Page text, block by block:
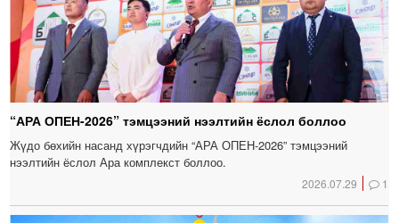
“АРА ОПЕН-2026” тэмцээний нээлтийн ёслол боллоо
Жүдо бөхийн насанд хүрэгчдийн “АРА ОПЕН-2026” тэмцээний
нээлтийн ёслол Ара комплекст боллоо.
2026.07.29 1